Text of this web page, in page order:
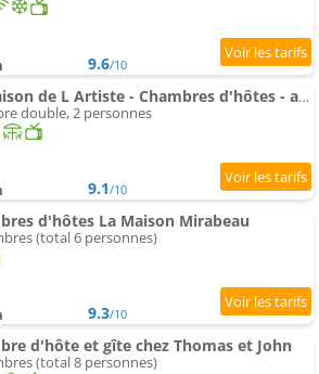
9.6/10
La Maison de L Artiste - Chambres d'hôtes - avec spa
double, 2 personnes
9.1/10
d'hôtes La Maison Mirabeau
(total 6 personnes)
9.3/10
d'hôte et gîte chez Thomas et John
(total 8 personnes)